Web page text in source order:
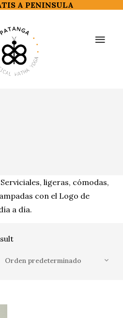
A PENINSULA
ligeras, cómodas,
con el Logo de
a día.